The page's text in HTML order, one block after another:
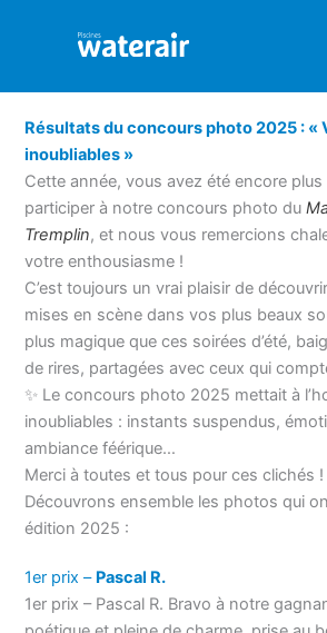
Résultats du concours photo 2025 : «
inoubliables »
Cette année, vous avez été encore
participer à notre concours photo du
Tremplin, et nous vous remercions
votre enthousiasme !
C’est toujours un vrai plaisir de
mises en scène dans vos plus beaux
plus magique que ces soirées d’été,
de rires, partagées avec ceux qui
✨ Le concours photo 2025 mettait à
inoubliables : instants suspendus,
ambiance féérique…
Merci à toutes et tous pour ces clichés !
Découvrons ensemble les photos qui
édition 2025 :
1er prix – Pascal R.
1er prix – Pascal R. Bravo à notre